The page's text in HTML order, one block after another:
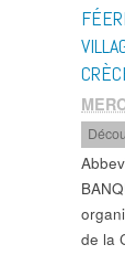
de la